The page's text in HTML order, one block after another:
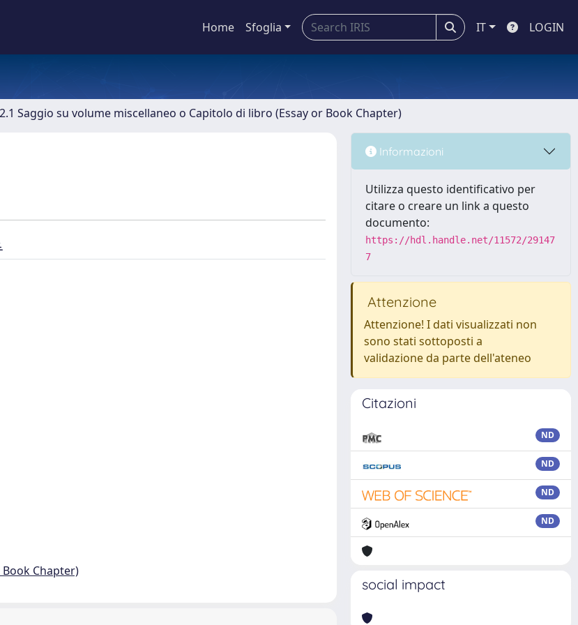
Home Sfoglia IT LOGIN
Saggio su volume miscellaneo o Capitolo di libro (Essay or Book Chapter)
Chapter)
Informazioni
Utilizza questo identificativo per
citare o creare un link a questo
documento:
https://hdl.handle.net/11572/29147
7
Attenzione
Attenzione! I dati visualizzati non
sono stati sottoposti a
validazione da parte dell'ateneo
Citazioni
ND
ND
ND
ND
social impact